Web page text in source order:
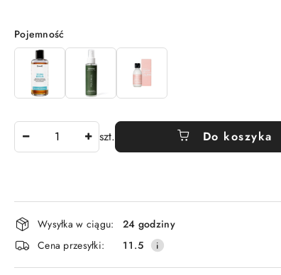
Wariant
Pojemność
szt. Do koszyka
Dostępność
i
dostawa
Wysyłka w ciągu:
24 godziny
Cena przesyłki:
11.5